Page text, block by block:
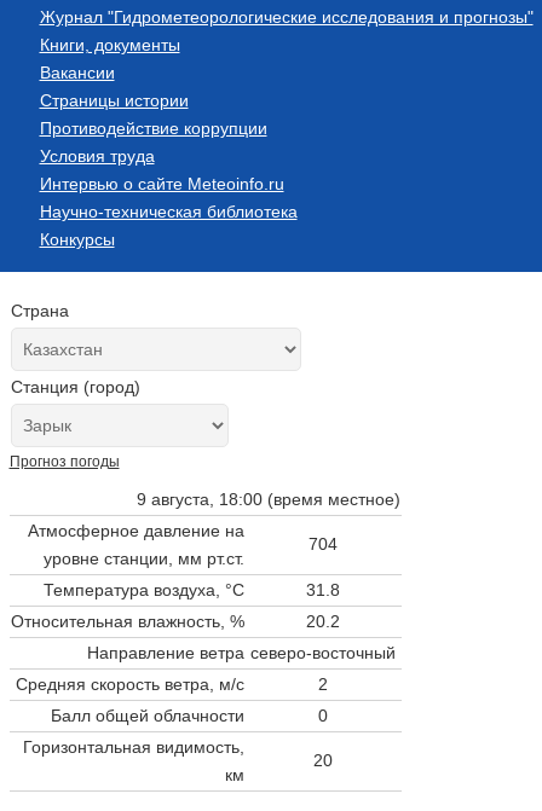
Журнал "Гидрометеорологические исследования и прогнозы"
Книги, документы
Вакансии
Страницы истории
Противодействие коррупции
Условия труда
Интервью о сайте Meteoinfo.ru
Научно-техническая библиотека
Конкурсы
Страна
Станция (город)
Прогноз погоды
9 августа, 18:00 (время местное)
Атмосферное давление на
уровне станции, мм рт.ст.
704
Температура воздуха, °C
31.8
Относительная влажность, %
20.2
Направление ветра северо-восточный
Средняя скорость ветра, м/с
2
Балл общей облачности
0
Горизонтальная видимость,
км
20